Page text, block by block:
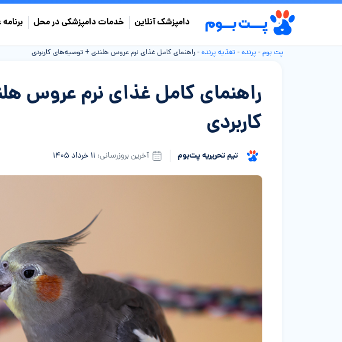
دامپزشک آنلاین خدمات دامپزشکی در محل
پت بوم- پرنده- تغذیه پرنده-راهنمای کامل غذای نرم عروس هلندی + توصیه‌های کاربردی
راهنمای کامل غذای نرم عروس
کاربردی
تیم تحریریه پت‌بوم آخرین بروزرسانی: ۱۱ خرداد ۱۴۰۵